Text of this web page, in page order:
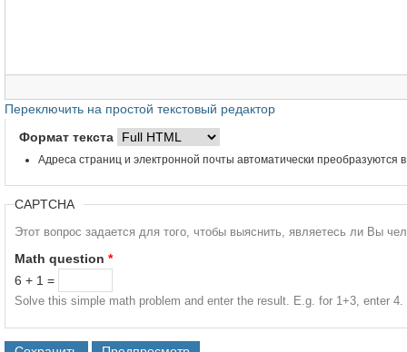
Переключить на простой текстовый редактор
Формат текста
Адреса страниц и электронной почты автоматически преобразуются
CAPTCHA
Этот вопрос задается для того, чтобы выяснить, являетесь ли Вы
Math question *
6 + 1 =
Solve this simple math problem and enter the result. E.g. for 1+3, enter 4.